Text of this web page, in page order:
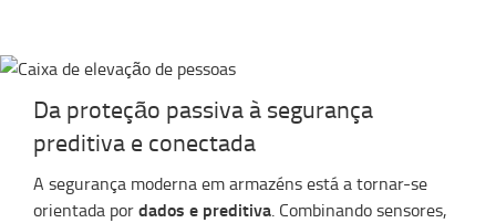
Da proteção passiva à segurança
preditiva e conectada
A segurança moderna em armazéns está a tornar-se
orientada pordados e preditiva. Combinando sensores,